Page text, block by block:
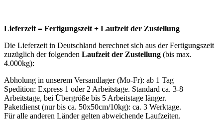
Lieferzeit = Fertigungszeit + Laufzeit der Zustellung
Die Lieferzeit in Deutschland berechnet sich aus der Fertigungszeit
zuzüglich der folgenden Laufzeit der Zustellung (bis max.
4.000kg):
Abholung in unserem Versandlager (Mo-Fr): ab 1 Tag
Spedition: Express 1 oder 2 Arbeitstage. Standard ca. 3-8
Arbeitstage, bei Übergröße bis 5 Arbeitstage länger.
Paketdienst (nur bis ca. 50x50cm/10kg): ca. 3 Werktage.
Für alle anderen Länder gelten abweichende Laufzeiten.